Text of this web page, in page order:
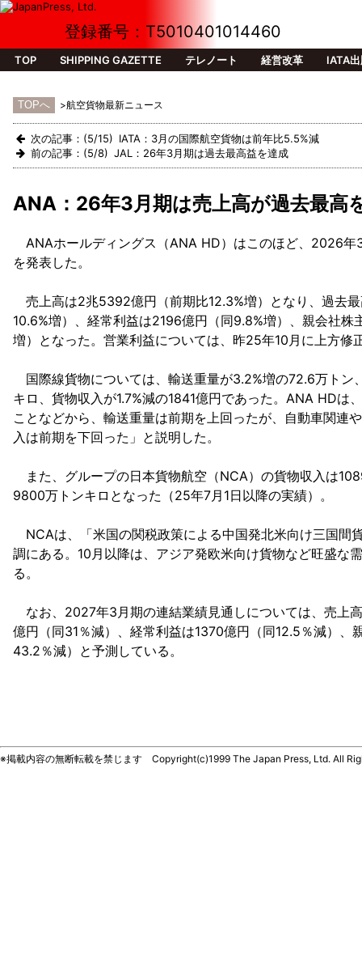
登録番号：T5010401014460
TOP SHIPPING GAZETTE テレノート 経営改革 IATA
>航空貨物最新ニュース
次の記事：(5/15) IATA：3月の国際航空貨物は前年比5.5%減
前の記事：(5/8) JAL：26年3月期は過去最高益を達成
ANA：26年3月期は売上高が過去最高
ANAホールディングス（ANA HD）はこのほど、2026
を発表した。
売上高は2兆5392億円（前期比12.3%増）となり、過去
10.6%増）、経常利益は2196億円（同9.8%増）、親会社
増）となった。営業利益については、昨25年10月に上方修
国際線貨物については、輸送重量が3.2%増の72.6万トン
キロ、貨物収入が1.7%減の1841億円であった。ANA HDは
ことなどから、輸送重量は前期を上回ったが、自動車関連
入は前期を下回った」と説明した。
また、グループの日本貨物航空（NCA）の貨物収入は
9800万トンキロとなった（25年7月1日以降の実績）。
NCAは、「米国の関税政策による中国発北米向け三国間
調にある。10月以降は、アジア発欧米向け貨物など旺盛な
る。
なお、2027年3月期の連結業績見通しについては、売上
億円（同31％減）、経常利益は1370億円（同12.5％減）
43.2％減）と予測している。
※掲載内容の無断転載を禁じます Copyright(c)1999 The Japan Press, Ltd. All